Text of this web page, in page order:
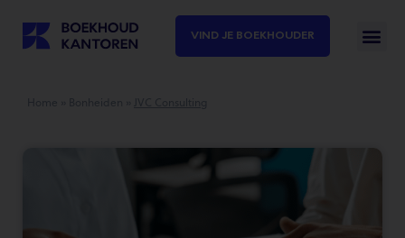
VIND JE BOEKHOUDER